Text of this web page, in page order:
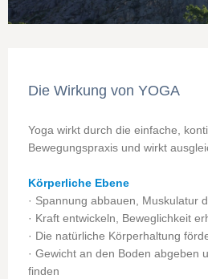
Die Wirkung von YOGA
Yoga wirkt durch die einfache,
Bewegungspraxis und wirkt
Körperliche Ebene
· Spannung abbauen, Muskulatur
· Kraft entwickeln, Beweglichkeit
· Die natürliche Körperhaltung
· Gewicht an den Boden abgeben
finden